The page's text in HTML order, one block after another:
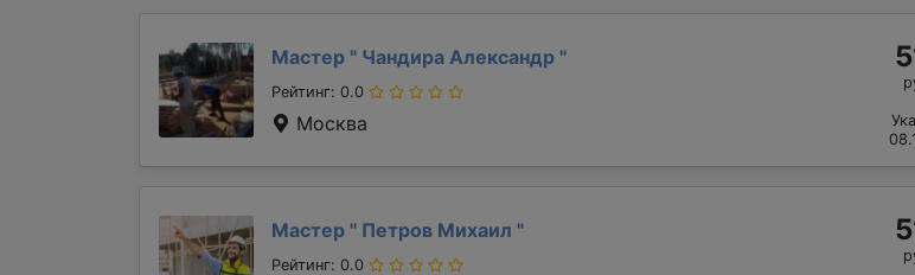
Мастер " Чандира Александр "
Рейтинг: 0.0
Москва
Мастер " Петров Михаил "
Рейтинг: 0.0